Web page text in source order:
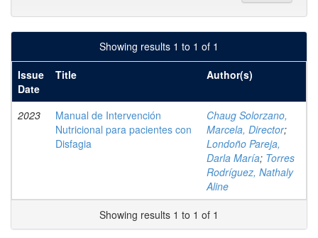
Showing results 1 to 1 of 1
Issue
Date
Title Author(s)
2023
Manual de Intervención
Nutricional para pacientes con
Disfagia
Chaug Solorzano,
Marcela, Director;
Londoño Pareja,
Darla María; Torres
Rodríguez, Nathaly
Aline
Showing results 1 to 1 of 1